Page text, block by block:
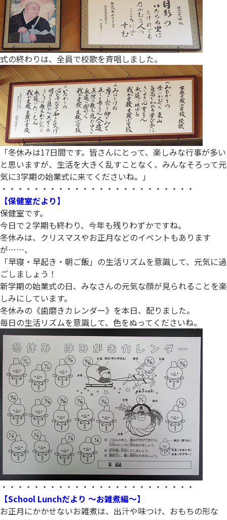
式の終わりは、全員で校歌を斉唱しました。
「冬休みは17日間です。皆さんにとって、楽しみな行事が多い
と思いますが、生活を大きく乱すことなく、みんなそろって元
気に3学期の始業式に来てくださいね。」
・・・・・・・・・・・・・・・・・・・・・・・・
【保健室だより】
保健室です。
今日で２学期も終わり、今年も残りわずかですね。
冬休みは、クリスマスやお正月などのイベントもあります
が……、
「早寝・早起き・朝ご飯」の生活リズムを意識して、元気に過
ごしましょう！
新学期の始業式の日、みなさんの元気な顔が見られることを楽
しみにしています。
冬休みの《歯磨きカレンダー》を本日、配りました。
毎日の生活リズムを意識して、色をぬってくださいね。
・・・・・・・・・・・・・・・・・・・・・・・・
【School Lunchだより ～お雑煮編～】
お正月にかかせないお雑煮は、出汁や味つけ、おもちの形な